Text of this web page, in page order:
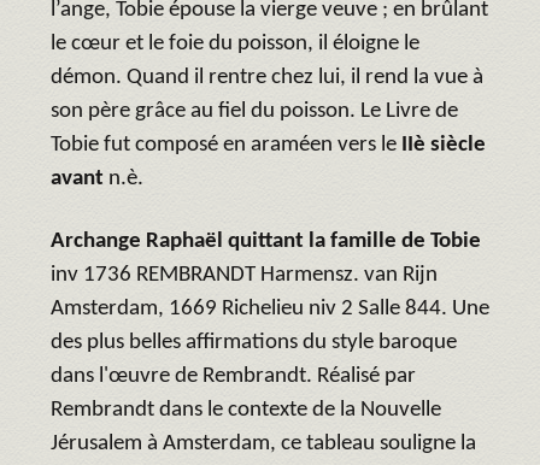
l’ange, Tobie épouse la vierge veuve ; en brûlant
le cœur et le foie du poisson, il éloigne le
démon. Quand il rentre chez lui, il rend la vue à
son père grâce au fiel du poisson. Le Livre de
Tobie fut composé en araméen vers le IIè siècle
avant n.è.
Archange Raphaël quittant la famille de Tobie
inv 1736 REMBRANDT Harmensz. van Rijn
Amsterdam, 1669 Richelieu niv 2 Salle 844. Une
des plus belles affirmations du style baroque
dans l'œuvre de Rembrandt. Réalisé par
Rembrandt dans le contexte de la Nouvelle
Jérusalem à Amsterdam, ce tableau souligne la